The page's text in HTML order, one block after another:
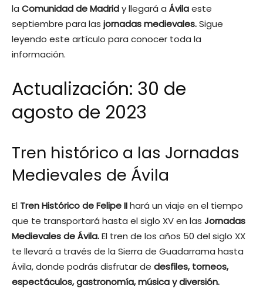
la Comunidad de Madridy llegará a Ávilaeste
septiembre para las jornadas medievales.Sigue
leyendo este artículo para conocer toda la
información.
Actualización: 30 de
agosto de 2023
Tren histórico a las Jornadas
Medievales de Ávila
El Tren Histórico de Felipe IIhará un viaje en el tiempo
que te transportará hasta el siglo XV en las Jornadas
Medievales de Ávila.El tren de los años 50 del siglo XX
te llevará a través de la Sierra de Guadarrama hasta
Ávila, donde podrás disfrutar de desfiles, torneos,
espectáculos, gastronomía, música y diversión.